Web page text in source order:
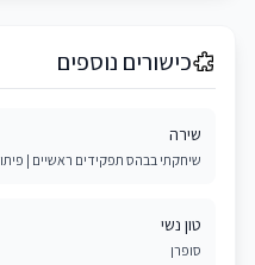
כישורים נוספים
שירה
שיחקתי בבהס תפקידים ראשיים |
טון נשי
סופרן